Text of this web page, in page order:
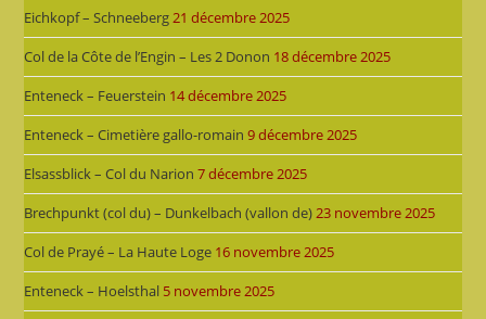
Eichkopf – Schneeberg21 décembre 2025
Col de la Côte de l’Engin – Les 2 Donon 18 décembre 2025
Enteneck – Feuerstein 14 décembre 2025
Enteneck – Cimetière gallo-romain 9 décembre 2025
Elsassblick – Col du Narion 7 décembre 2025
Brechpunkt (col du) – Dunkelbach (vallon de)23 novembre 2025
Col de Prayé – La Haute Loge 16 novembre 2025
Enteneck – Hoelsthal 5 novembre 2025